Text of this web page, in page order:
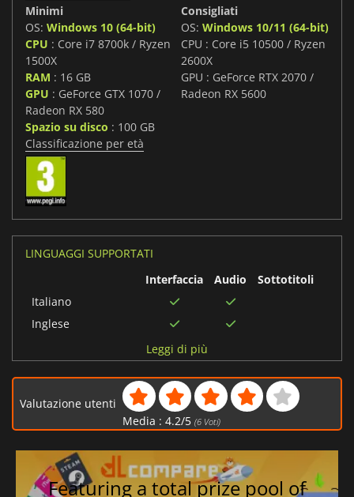
Minimi
OS: Windows 10 (64-bit)
CPU : Core i7 8700k / Ryzen
1500X
RAM : 16 GB
GPU : GeForce GTX 1070 /
Radeon RX 580
Spazio su disco : 100 GB
Consigliati
OS: Windows 10/11 (64-bit)
CPU : Core i5 10500 / Ryzen
2600X
GPU : GeForce RTX 2070 /
Radeon RX 5600
Classificazione per età
LINGUAGGI SUPPORTATI
Interfaccia
Audio
Sottotitoli
Italiano
Inglese
Giapponese
Coreano
Cinese semplificato
Cinese tradizionale
Leggi di più
Valutazione utenti
Media : 4.2/5 (6Voti)
Featuring a total prize pool of